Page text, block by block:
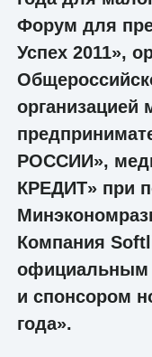
Форум для
Успех 2011»,
организацией
РОССИИ»,
КРЕДИТ» при
Компания
официальным
и спонсором
года».